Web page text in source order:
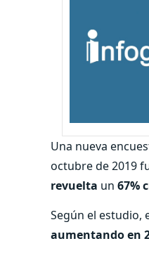
Una nueva
octubre de 2019
revuelta un 67%
Según el estudio,
aumentando en